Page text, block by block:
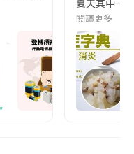
閱讀更多